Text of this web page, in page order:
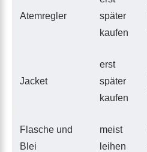
Atemregler
später
kaufen
Jacket
erst
später
kaufen
Flasche und
Blei
meist
leihen